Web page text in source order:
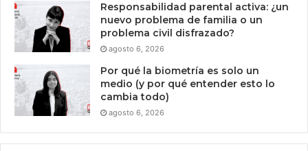
Responsabilidad parental activa: ¿un
nuevo problema de familia o un
problema civil disfrazado?
agosto 6, 2026
Por qué la biometría es solo un
medio (y por qué entender esto lo
cambia todo)
agosto 6, 2026